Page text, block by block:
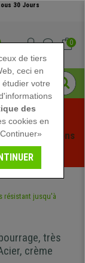
30 Jours
0
! Des réductions
Voir l'offre
très
crème
de tiers
ceci en
votre
des
cookies en